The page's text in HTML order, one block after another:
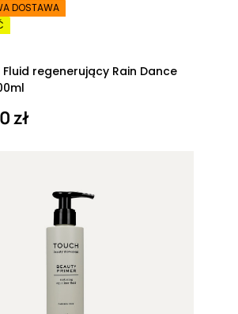
DOSTAWA
Fluid regenerujący Rain Dance
zł